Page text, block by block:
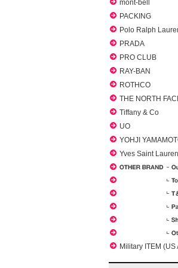
mont-bell
PACKING
Polo Ralph
PRADA
PRO CLUB
RAY-BAN
ROTHCO
THE NORTH
Tiffany & Co
UO
YOHJI
Yves Saint
Military ITEM (US